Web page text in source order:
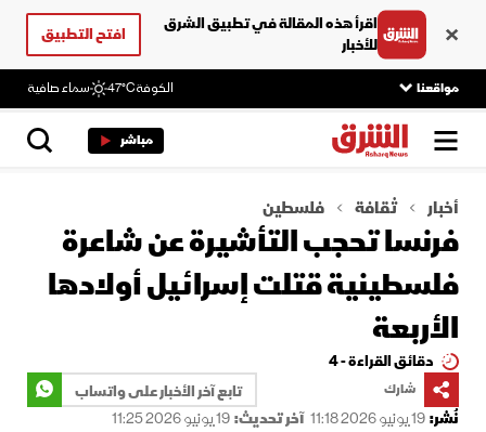
اقرأ هذه المقالة في تطبيق الشرق
للأخبار
افتح التطبيق
مواقعنا الكوفة47°C سماء صافية
مباشر
أخبار ثقافة فلسطين
فرنسا تحجب التأشيرة عن شاعرة
فلسطينية قتلت إسرائيل أولادها
الأربعة
دقائق القراءة - 4
شارك
تابع آخر الأخبار على واتساب
نُشر:19 يونيو 2026 11:18 آخر تحديث:19 يونيو 2026 11:25